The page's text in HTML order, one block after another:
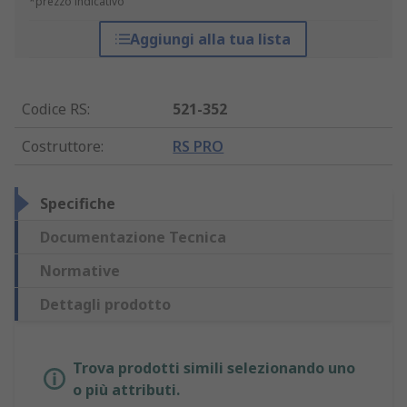
Aggiungi alla tua lista
Codice RS:
521-352
Costruttore: RS PRO
Specifiche
Documentazione Tecnica
Normative
Dettagli prodotto
Trova prodotti simili selezionando uno
o più attributi.